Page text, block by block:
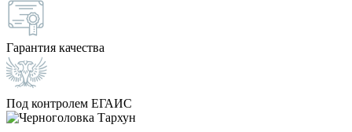
Гарантия качества
Под контролем ЕГАИС